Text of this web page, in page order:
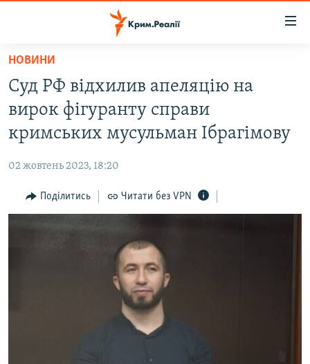
Перейти
основного
матеріалу
Перейти
до
основної
Перейти
до
ВОДА.КРИМ
ВІДЕО ТА ФОТО
БЛОГИ
ПОГЛЯД
ЯК ОБІЙТИ БЛОКУВАННЯ
НОВИНИ
Суд РФ відхилив апеляцію на
вирок фігуранту справи
кримських мусульман Ібрагімову
02 жовтень 2023, 18:20
Поділитись Читати без VPN